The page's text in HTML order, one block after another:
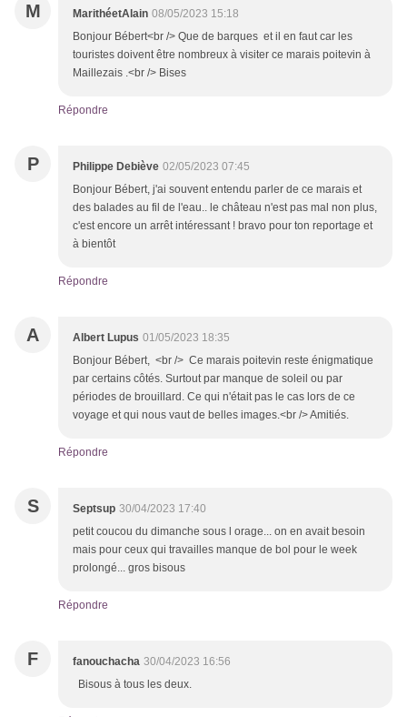
M MarithéetAlain 08/05/2023 15:18
Bonjour Bébert<br /> Que de barques et il en faut car les
touristes doivent être nombreux à visiter ce marais poitevin à
Maillezais .<br /> Bises
Répondre
P Philippe Debiève 02/05/2023 07:45
Bonjour Bébert, j'ai souvent entendu parler de ce marais et
des balades au fil de l'eau.. le château n'est pas mal non plus,
c'est encore un arrêt intéressant ! bravo pour ton reportage et
à bientôt
Répondre
A Albert Lupus 01/05/2023 18:35
Bonjour Bébert, <br /> Ce marais poitevin reste énigmatique
par certains côtés. Surtout par manque de soleil ou par
périodes de brouillard. Ce qui n'était pas le cas lors de ce
voyage et qui nous vaut de belles images.<br /> Amitiés.
Répondre
S Septsup 30/04/2023 17:40
petit coucou du dimanche sous l orage... on en avait besoin
mais pour ceux qui travailles manque de bol pour le week
prolongé... gros bisous
Répondre
F fanouchacha 30/04/2023 16:56
Bisous à tous les deux.